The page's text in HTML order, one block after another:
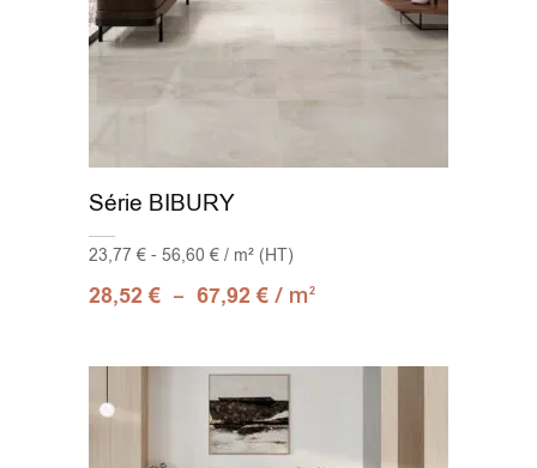
Série BIBURY
23,77 € - 56,60 € / m² (HT)
28,52€ – 67,92€ / m2